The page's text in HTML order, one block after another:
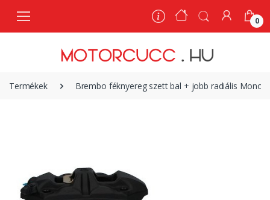
0
Termékek Brembo féknyereg szett bal + jobb radiális
0